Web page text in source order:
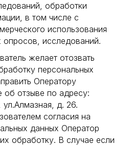
обработки
в том числе с
использования
опросов, исследований.
желает отозвать
персональных
Оператору
об отзыве по адресу:
д. 26.
согласия на
данных Оператор
обработку. В случае если